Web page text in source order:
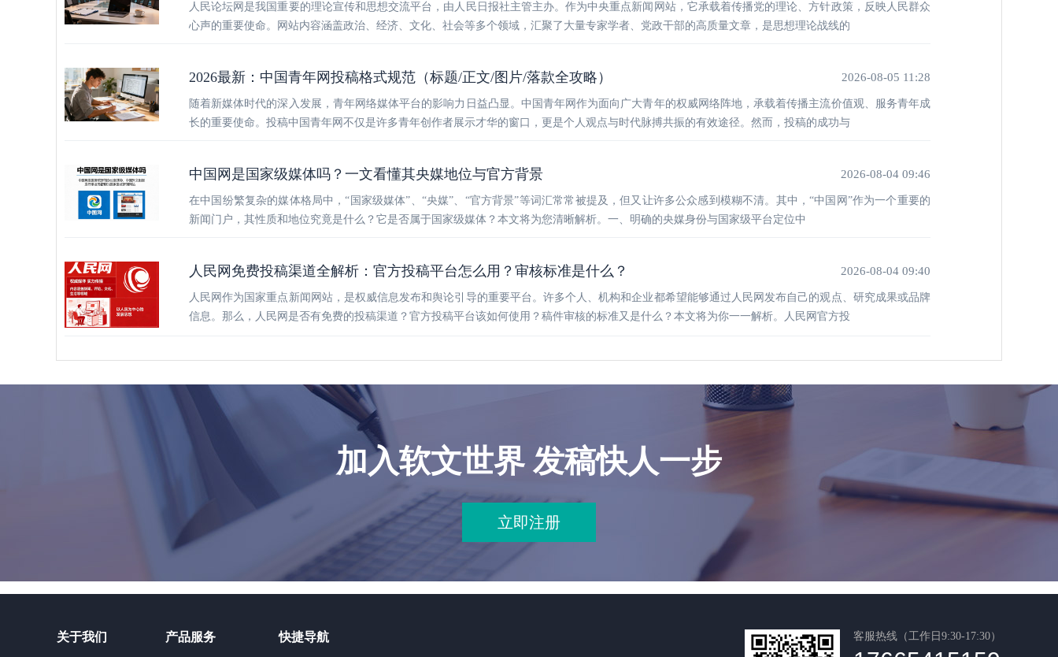
人民论坛网是我国重要的理论宣传和思想交流平台，由人民日报社主管主办。作为中央重点新闻网站，它承载着传播党的理论、方针政策，反映人民群众
心声的重要使命。网站内容涵盖政治、经济、文化、社会等多个领域，汇聚了大量专家学者、党政干部的高质量文章，是思想理论战线的
2026最新：中国青年网投稿格式规范（标题/正文/图片/落款全攻略） 2026-08-05 11:28
随着新媒体时代的深入发展，青年网络媒体平台的影响力日益凸显。中国青年网作为面向广大青年的权威网络阵地，承载着传播主流价值观、服务青年成
长的重要使命。投稿中国青年网不仅是许多青年创作者展示才华的窗口，更是个人观点与时代脉搏共振的有效途径。然而，投稿的成功与
中国网是国家级媒体吗？一文看懂其央媒地位与官方背景 2026-08-04 09:46
在中国纷繁复杂的媒体格局中，“国家级媒体”、“央媒”、“官方背景”等词汇常常被提及，但又让许多公众感到模糊不清。其中，“中国网”作为一个重要的
新闻门户，其性质和地位究竟是什么？它是否属于国家级媒体？本文将为您清晰解析。一、明确的央媒身份与国家级平台定位中
人民网免费投稿渠道全解析：官方投稿平台怎么用？审核标准是什么？ 2026-08-04 09:40
人民网作为国家重点新闻网站，是权威信息发布和舆论引导的重要平台。许多个人、机构和企业都希望能够通过人民网发布自己的观点、研究成果或品牌
信息。那么，人民网是否有免费的投稿渠道？官方投稿平台该如何使用？稿件审核的标准又是什么？本文将为你一一解析。人民网官方投
加入软文世界 发稿快人一步
立即注册
关于我们 产品服务 快捷导航 客服热线（工作日9:30-17:30）